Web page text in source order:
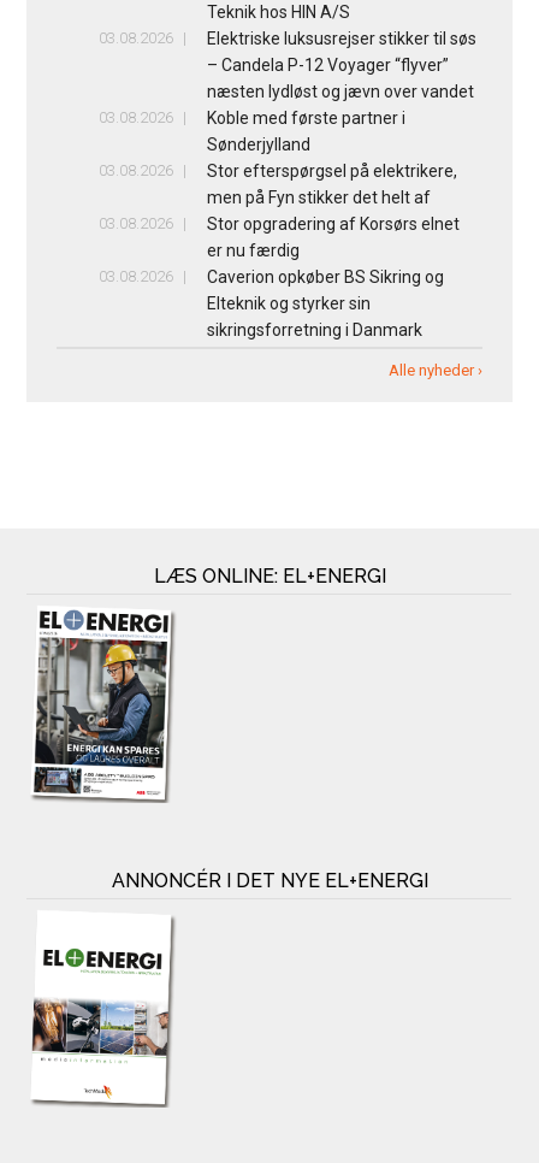
Teknik hos HIN A/S
03.08.2026
Elektriske luksusrejser stikker til søs
– Candela P-12 Voyager “flyver”
næsten lydløst og jævn over vandet
03.08.2026
Koble med første partner i
Sønderjylland
03.08.2026
Stor efterspørgsel på elektrikere,
men på Fyn stikker det helt af
03.08.2026
Stor opgradering af Korsørs elnet
er nu færdig
03.08.2026
Caverion opkøber BS Sikring og
Elteknik og styrker sin
sikringsforretning i Danmark
Alle nyheder ›
LÆS ONLINE: EL+ENERGI
ANNONCÉR I DET NYE EL+ENERGI